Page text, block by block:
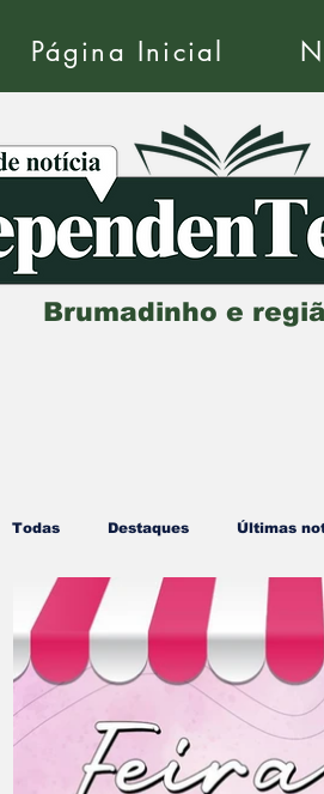
Página Inicial
Brumadinho e
Todas Destaques Últimas